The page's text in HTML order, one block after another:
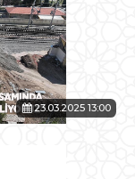
23.03.2025 13:00